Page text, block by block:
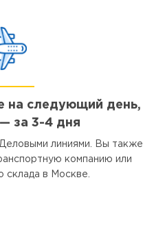
на следующий день,
за 3-4 дня
линиями. Вы также
компанию или
склада в Москве.